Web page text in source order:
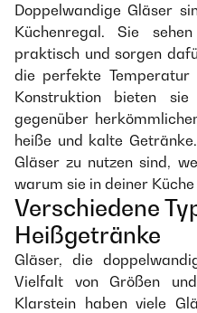
Doppelwandige Gläser
Küchenregal. Sie
praktisch und sorgen
die perfekte
Konstruktion bieten
gegenüber
heiße und kalte
Gläser zu nutzen sind,
warum sie in deiner
Verschiedene
Heißgetränke
Gläser, die
Vielfalt von Größen
Klarstein haben viele